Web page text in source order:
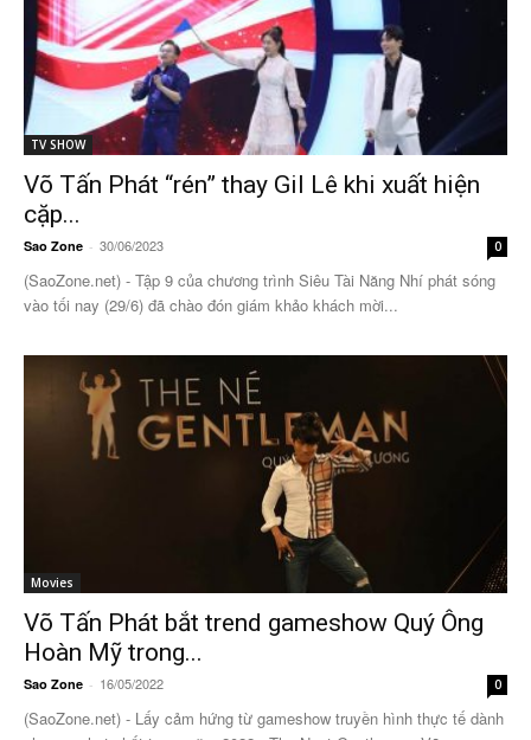
TV SHOW
Võ Tấn Phát “rén” thay Gil Lê khi xuất hiện
cặp...
Sao Zone - 30/06/2023 0
(SaoZone.net) - Tập 9 của chương trình Siêu Tài Năng Nhí phát sóng
vào tối nay (29/6) đã chào đón giám khảo khách mời...
Movies
Võ Tấn Phát bắt trend gameshow Quý Ông
Hoàn Mỹ trong...
Sao Zone - 16/05/2022 0
(SaoZone.net) - Lấy cảm hứng từ gameshow truyền hình thực tế dành